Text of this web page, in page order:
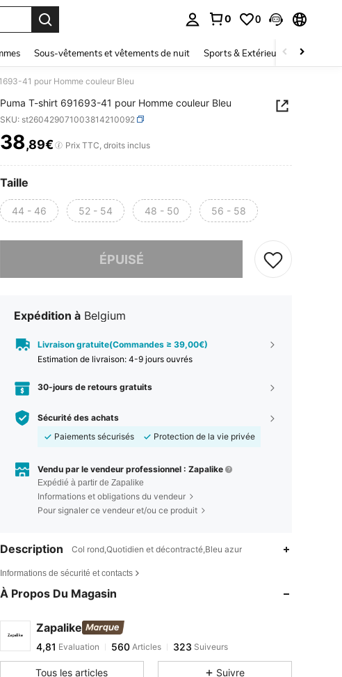
0 0
Sous-vêtements et vêtements de nuit Sports & Extérieur Enfants
41 pour Homme couleur Bleu
Puma T-shirt 691693-41 pour Homme couleur Bleu
SKU: st260429071003814210092
PRICE AND AVAILABILITY
38,89€ Prix TTC, droits inclus
Taille
44 - 46 52 - 54 48 - 50 56 - 58
ÉPUISÉ
Expédition à Belgium
Livraison gratuite(Commandes ≥ 39,00€)
Estimation de livraison: 4-9 jours ouvrés
30-jours de retours gratuits
Sécurité des achats
Paiements sécurisés
Protection de la vie privée
Vendu par le vendeur professionnel : Zapalike
Expédié à partir de Zapalike
Informations et obligations du vendeur
Pour signaler ce vendeur et/ou ce produit
Description Col rond,Quotidien et décontracté,Bleu azur
Informations de sécurité et contacts
À Propos Du Magasin
Zapalike
4,81 Evaluation 560 Articles 323 Suiveurs
Tous les articles Suivre